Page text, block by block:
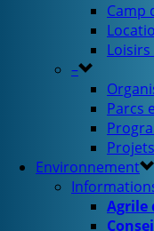
Camp
–
Parcs
Environnement
Agrile